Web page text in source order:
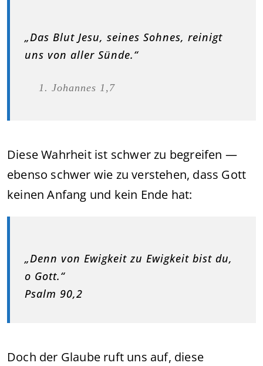
„Das Blut Jesu, seines Sohnes, reinigt
uns von aller Sünde.“
Johannes 1,7
Diese Wahrheit ist schwer zu begreifen —
ebenso schwer wie zu verstehen, dass Gott
keinen Anfang und kein Ende hat:
„Denn von Ewigkeit zu Ewigkeit bist du,
o Gott.“
Psalm 90,2
Doch der Glaube ruft uns auf, diese